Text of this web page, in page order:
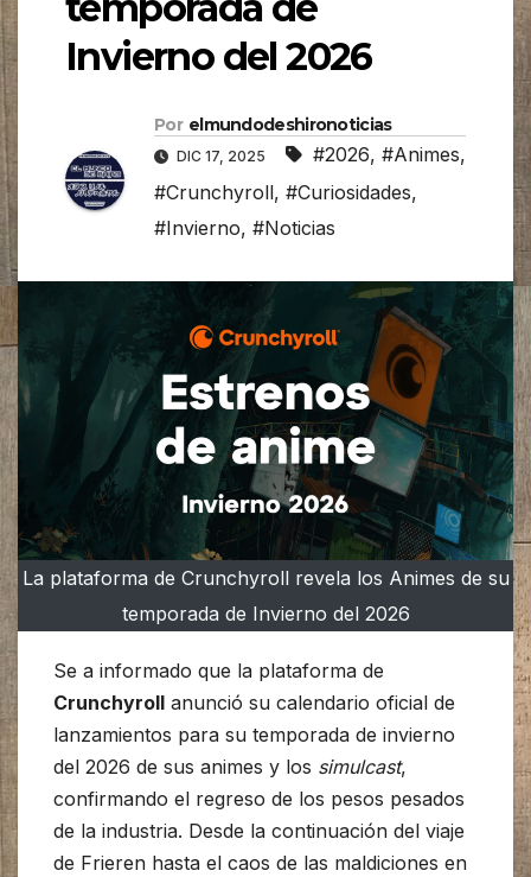
Invierno del 2026
Por elmundodeshironoticias
DIC 17, 2025 #2026, #Animes,
#Crunchyroll, #Curiosidades,
#Invierno, #Noticias
La plataforma de Crunchyroll revela los Animes de su
temporada de Invierno del 2026
Se a informado que la plataforma de
Crunchyroll anunció su calendario oficial de
lanzamientos para su temporada de invierno
del 2026 de sus animes y los simulcast,
confirmando el regreso de los pesos pesados
de la industria. Desde la continuación del viaje
de Frieren hasta el caos de las maldiciones en